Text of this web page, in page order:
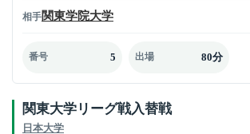
相手関東学院大学
番号 5 出場 80分
関東大学リーグ戦入替戦
日本大学